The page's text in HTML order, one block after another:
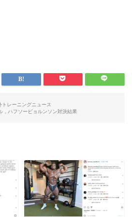
トレーニングニュース
，ハフソービョルンソン対決結果